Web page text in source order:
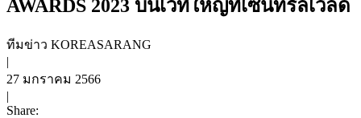
AWARDS 2023 บนเวทีใหญ่ที่เซ็นทรัลเวิลด์
ทีมข่าว KOREASARANG
|
27 มกราคม 2566
|
Share: